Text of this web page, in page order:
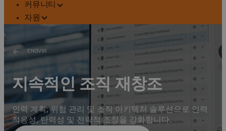
커뮤니티
자원
ENOVIA
지속적인 조직 재창조
인력 계획, 위험 관리 및 조직 아키텍처 솔루션으로 인력
적응성, 탄력성 및 전략적 조정을 강화합니다.